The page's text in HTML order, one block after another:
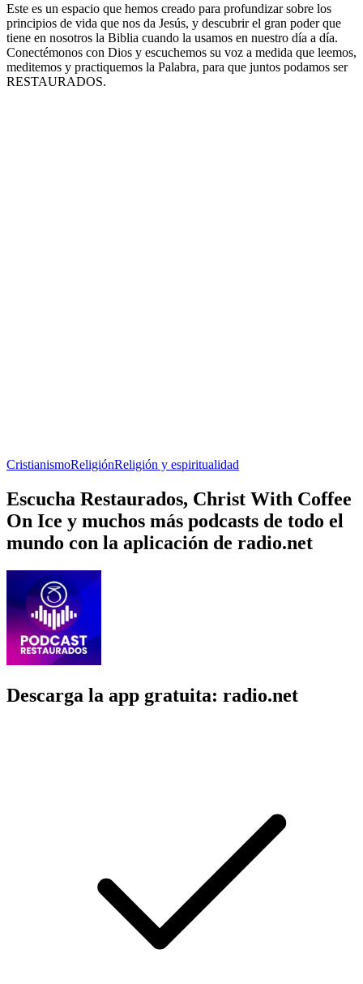
Este es un espacio que hemos creado para profundizar sobre los
principios de vida que nos da Jesús, y descubrir el gran poder que
tiene en nosotros la Biblia cuando la usamos en nuestro día a día.
Conectémonos con Dios y escuchemos su voz a medida que leemos,
meditemos y practiquemos la Palabra, para que juntos podamos ser
RESTAURADOS.
CristianismoReligiónReligión y espiritualidad
Escucha Restaurados, Christ With Coffee
On Ice y muchos más podcasts de todo el
mundo con la aplicación de radio.net
Descarga la app gratuita: radio.net